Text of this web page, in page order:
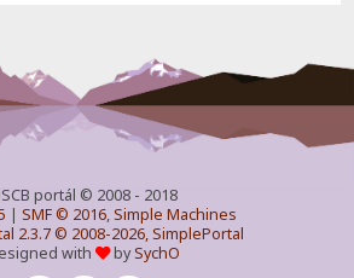
portál © 2008 - 2018
| SMF © 2016, Simple Machines
2.3.7 © 2008-2026, SimplePortal
with
bySychO